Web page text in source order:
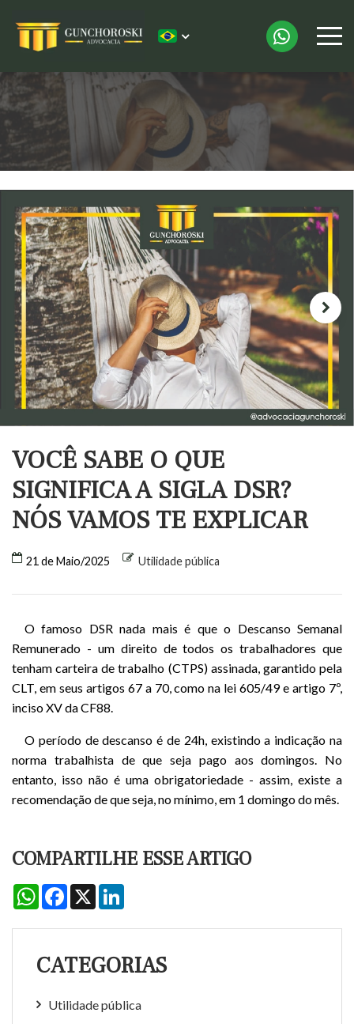
Portuguese - Brazilian
VOCÊ SABE O QUE SIGNIFICA A SIGLA DSR? NÓS VAMOS TE EXPLICAR
VOCÊ SABE O QUE SIGNIFICA A
VOCÊ SABE O QUE
SIGNIFICA A SIGLA DSR?
NÓS VAMOS TE EXPLICAR
21 de Maio/2025 Utilidade pública
O famoso DSR nada mais é que o Descanso Semanal
Remunerado - um direito de todos os trabalhadores que
tenham carteira de trabalho (CTPS) assinada, garantido pela
CLT, em seus artigos 67 a 70, como na lei 605/49 e artigo 7º,
inciso XV da CF88.
O período de descanso é de 24h, existindo a indicação na
norma trabalhista de que seja pago aos domingos. No
entanto, isso não é uma obrigatoriedade - assim, existe a
recomendação de que seja, no mínimo, em 1 domingo do mês.
COMPARTILHE ESSE ARTIGO
WhatsAppFacebook
X
CATEGORIAS
Utilidade pública